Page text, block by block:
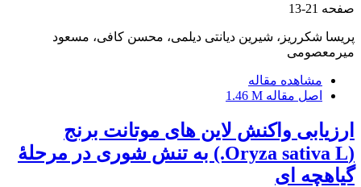
صفحه 21-13
پریسا شکرریز، شیرین دیانتی دیلمی، محسن کافی، مسعود
میرمعصومی
مشاهده مقاله
اصل مقاله 1.46 M
ارزیابی واکنش لاین‏ های موتانت برنج
(Oryza sativa L.) به تنش شوری در مرحلۀ
گیاهچه‏ ای